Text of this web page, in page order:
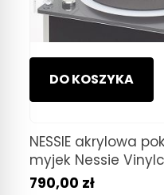
DO KOSZYKA
NESSIE akrylowa
myjek Nessie
790,00 zł